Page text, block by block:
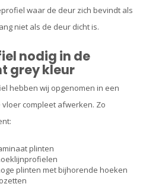
waar de deur zich bevindt als
niet als de deur dicht is.
nodig in de
grey kleur
hebben wij opgenomen in een
compleet afwerken. Zo
plinten
plinten met bijhorende hoeken